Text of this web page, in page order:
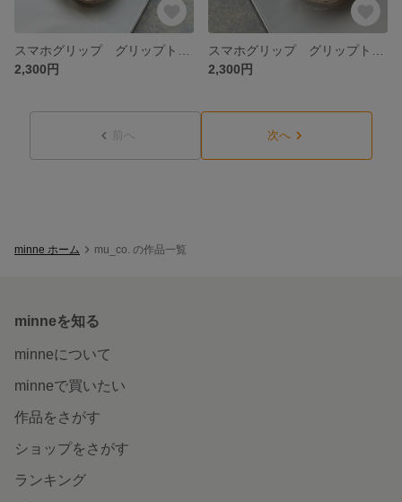
2,300円
2,300円
前へ 次へ
minne ホーム mu_co. の作品一覧
minneを知る
minneについて
minneで買いたい
作品をさがす
ショップをさがす
ランキング